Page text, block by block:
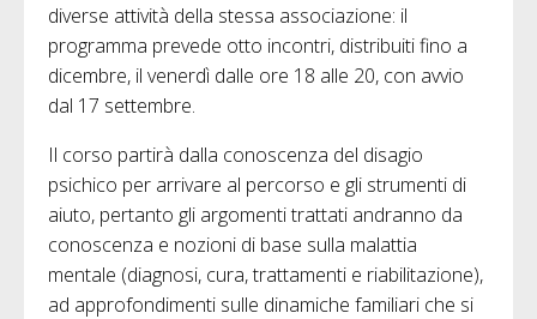
diverse attività della stessa associazione: il
programma prevede otto incontri, distribuiti fino a
dicembre, il venerdì dalle ore 18 alle 20, con avvio
dal 17 settembre.
Il corso partirà dalla conoscenza del disagio
psichico per arrivare al percorso e gli strumenti di
aiuto, pertanto gli argomenti trattati andranno da
conoscenza e nozioni di base sulla malattia
mentale (diagnosi, cura, trattamenti e riabilitazione),
ad approfondimenti sulle dinamiche familiari che si